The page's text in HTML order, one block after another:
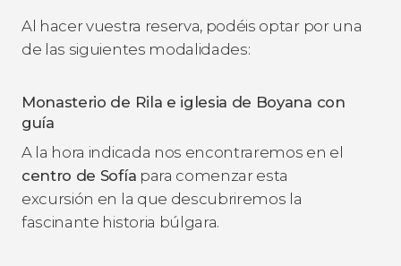
Al hacer vuestra reserva, podéis optar por una
de las siguientes modalidades:
Monasterio de Rila e iglesia de Boyana con
guía
A la hora indicada nos encontraremos en el
centro de Sofía para comenzar esta
excursión en la que descubriremos la
fascinante historia búlgara.